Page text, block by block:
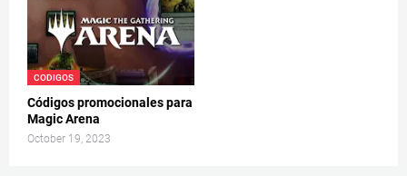
CODIGOS
Códigos promocionales para
Magic Arena
October 19, 2023